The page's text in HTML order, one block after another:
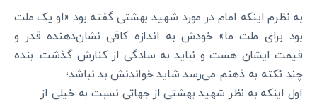
به نظرم اینکه امام در مورد شهید بهشتی گفته بود «او یک ملت
بود برای ملت ما» خودش به اندازه کافی نشان‌دهنده قدر و
قیمت ایشان هست و نباید به سادگی از کنارش گذشت. بنده
چند نکته به ذهنم می‌رسد شاید خواندنش بد نباشد؛
اول اینکه به نظر شهید بهشتی از جهاتی نسبت به خیلی از